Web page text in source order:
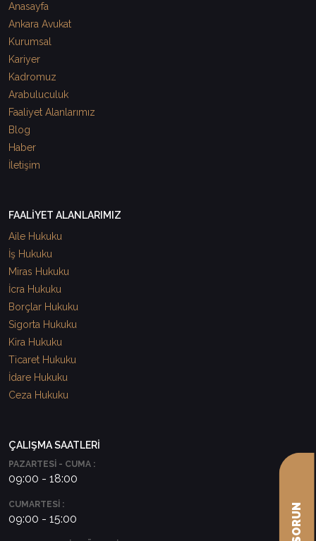
Anasayfa
Ankara Avukat
Kurumsal
Kariyer
Kadromuz
Arabuluculuk
Faaliyet Alanlarımız
Blog
Haber
İletişim
FAALİYET ALANLARIMIZ
Aile Hukuku
İş Hukuku
Miras Hukuku
İcra Hukuku
Borçlar Hukuku
Sigorta Hukuku
Kira Hukuku
Ticaret Hukuku
İdare Hukuku
Ceza Hukuku
ÇALIŞMA SAATLERİ
PAZARTESİ - CUMA :
09:00 - 18:00
CUMARTESİ :
09:00 - 15:00